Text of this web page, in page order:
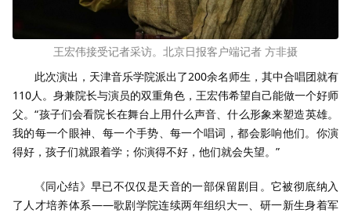
王宏伟接受记者采访。北京日报客户端记者 方非摄
此次演出，天津音乐学院派出了200余名师生，其中合唱团就有
110人。身兼院长与演员的双重角色，王宏伟希望自己能做一个好师
父。“孩子们会看院长在舞台上用什么声音、什么形象来塑造英雄。
我的每一个眼神、每一个手势、每一个唱词，都会影响他们。你演
得好，孩子们就跟着学；你演得不好，他们就会失望。”
《同心结》早已不仅仅是天音的一部保留剧目。它被彻底纳入
了人才培养体系——歌剧学院连续两年组织大一、研一新生身着军